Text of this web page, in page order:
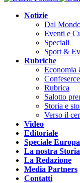
Notizie
Dal
Eventi e
Speciali
Sport &
Rubriche
Economia
Rubrica
Salotto
Storia e
Verso il
Video
Editoriale
Speciale Europa
La nostra Storia
La Redazione
Media Partners
Contatti